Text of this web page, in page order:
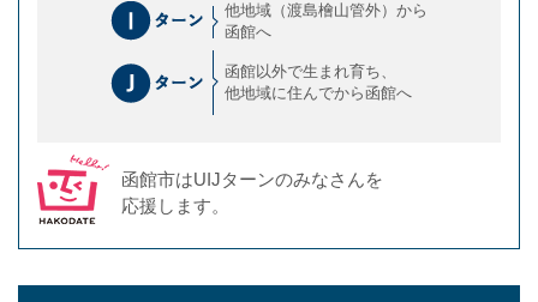
他地域（渡島檜山管外）から
函館へ
函館以外で生まれ育ち、
他地域に住んでから函館へ
函館市はUIJターンのみなさんを
応援します。